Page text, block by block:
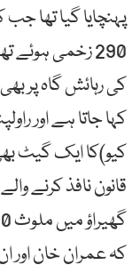
290 زخمی ہوئے
کی رہائش گاہ پر
کہا جاتا ہے اور
کیو)کا ایک گیٹ
قانون نافذ کرنے
کہ عمران خان اور